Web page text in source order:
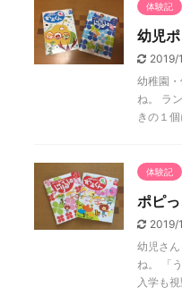
体験記
幼児
2019/
幼稚園
ね。 ラ
きの１
体験記
ポピ
2019/
幼児さ
ね。 「
入学も